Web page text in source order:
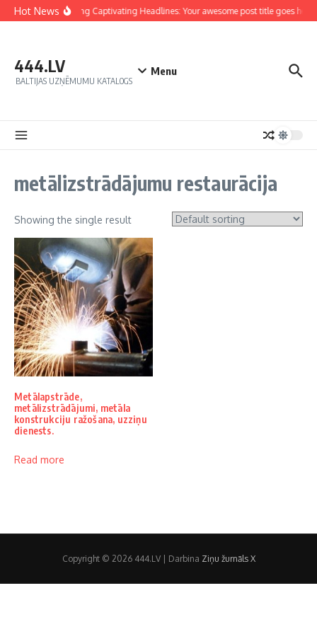
Hot NewsCrafting Captivating Headlines: Your awesome post title goes here
444.LV
BALTIJAS UZŅĒMUMU KATALOGS
Menu
metālizstrādājumu restaurācija
Showing the single result
Metālapstrāde,
metālizstrādājumi, metāla
konstrukciju ražošana, uzziņu
dienests.
Read more
Copyright © 2026 444.LV | Darbina Ziņu žurnāls X